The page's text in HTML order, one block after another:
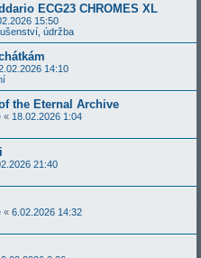
ECG23 CHROMES XL
15:50
údržba
14:10
the Eternal Archive
« 18.02.2026 1:04
21:40
« 6.02.2026 14:32